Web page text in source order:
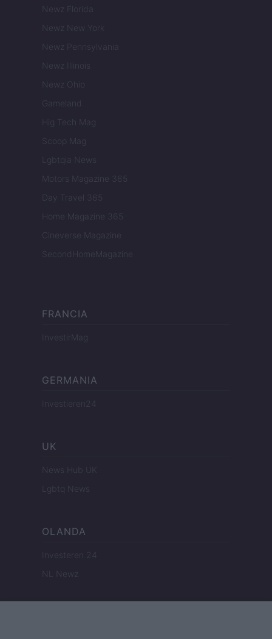
Newz Florida
Newz New York
Newz Pennsylvania
Newz Illinois
Newz Ohio
Gameland
Hig Tech Mag
Scoop Mag
Lgbtqia News
Motors Magazine 365
Day Travel 365
Home Magazine 365
Cineverse Magazine
SecondHomeMagazine
FRANCIA
InvestirMag
GERMANIA
Investieren24
UK
News Hub UK
Lgbtq News
OLANDA
Investeren 24
NL Newz